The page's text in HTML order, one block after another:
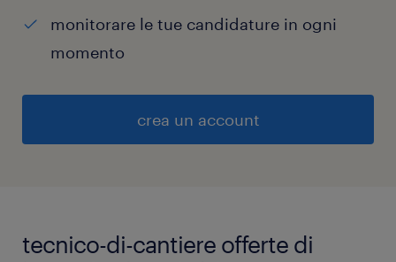
monitorare le tue candidature in ogni
momento
crea un account
tecnico-di-cantiere offerte di